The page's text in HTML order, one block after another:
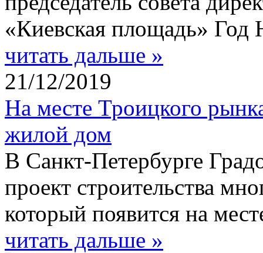
«Киевская площадь» Год
читать дальше »
21/12/2019
На месте Троицкого
жилой дом
В Санкт-Петербурге
проект строительства
который появится на
читать дальше »